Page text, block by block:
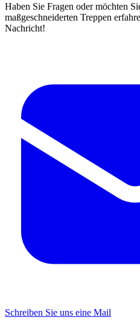
Haben Sie Fragen oder möchten
maßgeschneiderten Treppen
Nachricht!
Schreiben Sie uns eine Mail